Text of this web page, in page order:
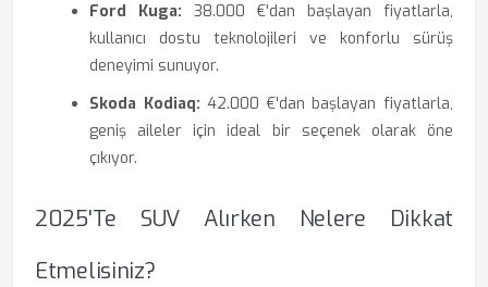
Ford Kuga: 38.000 €'dan başlayan fiyatlarla,
kullanıcı dostu teknolojileri ve konforlu sürüş
deneyimi sunuyor.
Skoda Kodiaq: 42.000 €'dan başlayan fiyatlarla,
geniş aileler için ideal bir seçenek olarak öne
çıkıyor.
2025'te SUV Alırken Nelere Dikkat
Etmelisiniz?